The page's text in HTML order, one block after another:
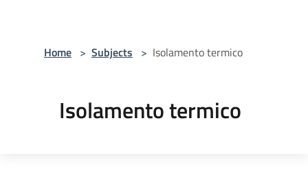
Home > Subjects > Isolamento termico
Isolamento termico